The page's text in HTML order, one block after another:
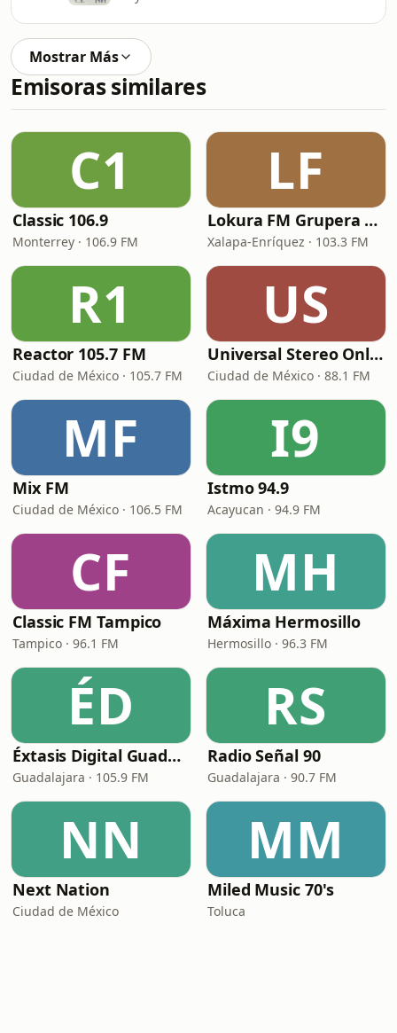
Mostrar Más
Emisoras similares
C1
Classic 106.9
Monterrey · 106.9 FM
LF
Lokura FM Grupera Xalapa
Xalapa-Enríquez · 103.3 FM
R1
Reactor 105.7 FM
Ciudad de México · 105.7 FM
US
Universal Stereo Online
Ciudad de México · 88.1 FM
MF
Mix FM
Ciudad de México · 106.5 FM
I9
Istmo 94.9
Acayucan · 94.9 FM
CF
Classic FM Tampico
Tampico · 96.1 FM
MH
Máxima Hermosillo
Hermosillo · 96.3 FM
ÉD
Éxtasis Digital Guadalajara
Guadalajara · 105.9 FM
RS
Radio Señal 90
Guadalajara · 90.7 FM
NN
Next Nation
Ciudad de México
MM
Miled Music 70's
Toluca